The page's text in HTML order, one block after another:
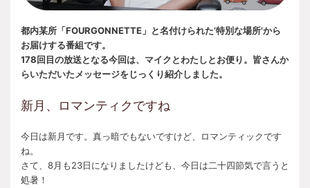
都内某所「FOURGONNETTE」と名付けられた’特別な場所’から
お届けする番組です。
178回目の放送となる今回は、マイクとわたしとお便り。皆さんか
らいただいたメッセージをじっくり紹介しました。
新月、ロマンティクですね
今日は新月です。真っ暗でもないですけど、ロマンティックです
ね。
さて、8月も23日になりましたけども、今日は二十四節気で言うと
処暑！